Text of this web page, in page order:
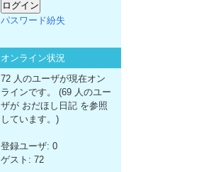
パスワード紛失
オンライン状況
72 人のユーザが現在オン
ラインです。 (69 人のユー
ザが おだほし日記 を参照
しています。)
登録ユーザ: 0
ゲスト: 72